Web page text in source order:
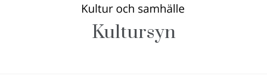
Kultursyn